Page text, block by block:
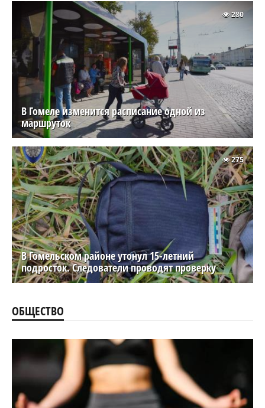
В Гомеле изменится расписание одной из
маршруток
280
В Гомельском районе утонул 15-летний
подросток. Следователи проводят проверку
275
ОБЩЕСТВО